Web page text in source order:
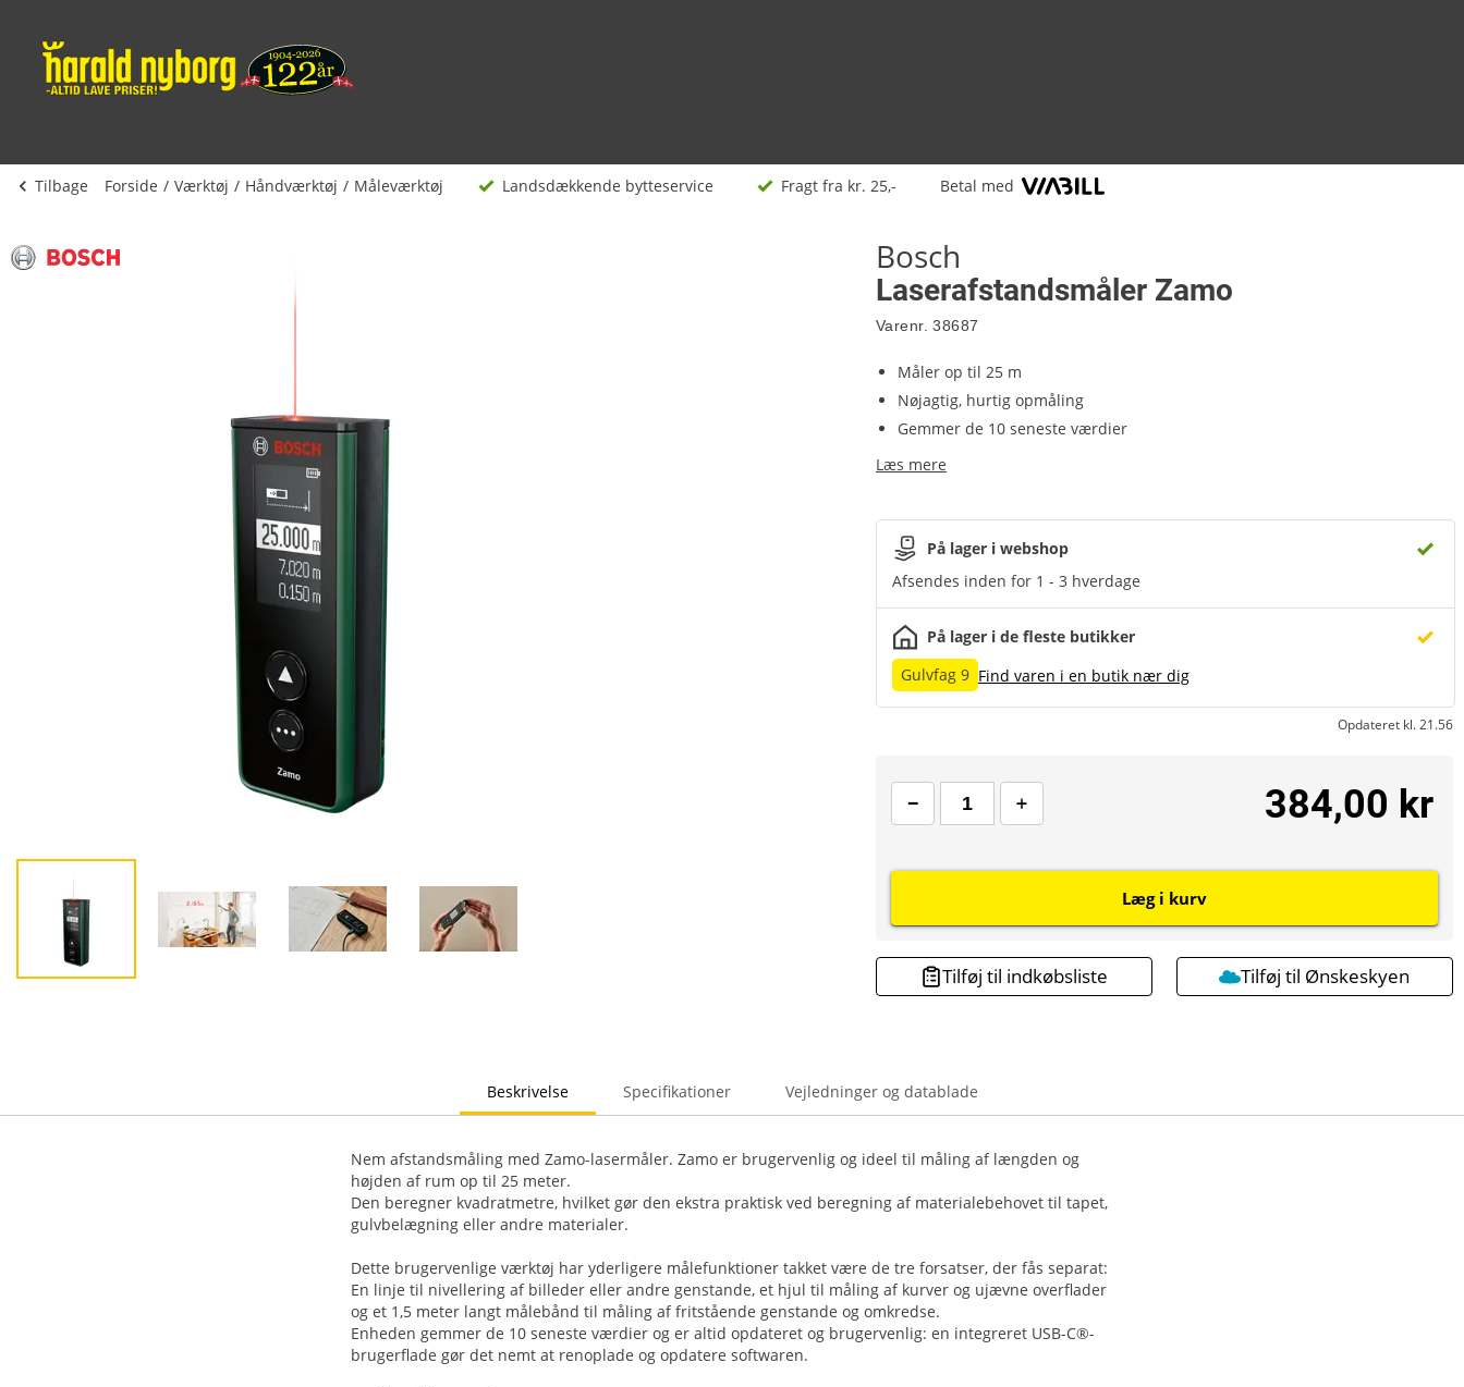
Tilbage Forside Værktøj Håndværktøj Måleværktøj Landsdækkende bytteservice Fragt fra kr. 25,- Betal med
Bosch
Laserafstandsmåler Zamo
Varenr. 38687
Måler op til 25 m
Nøjagtig, hurtig opmåling
Gemmer de 10 seneste værdier
Læs mere
På lager i webshop
Afsendes inden for 1 - 3 hverdage
På lager i de fleste butikker
Gulvfag 9 Find varen i en butik nær dig
Opdateret kl. 21.56
384,00 kr
Læg i kurv
Tilføj til indkøbsliste Tilføj til Ønskeskyen
Beskrivelse Specifikationer Vejledninger og datablade
Nem afstandsmåling med Zamo-lasermåler. Zamo er brugervenlig og ideel til måling af længden og
højden af rum op til 25 meter.
Den beregner kvadratmetre, hvilket gør den ekstra praktisk ved beregning af materialebehovet til tapet,
gulvbelægning eller andre materialer.
Dette brugervenlige værktøj har yderligere målefunktioner takket være de tre forsatser, der fås separat:
En linje til nivellering af billeder eller andre genstande, et hjul til måling af kurver og ujævne overflader
og et 1,5 meter langt målebånd til måling af fritstående genstande og omkredse.
Enheden gemmer de 10 seneste værdier og er altid opdateret og brugervenlig: en integreret USB-C®-
brugerflade gør det nemt at renoplade og opdatere softwaren.